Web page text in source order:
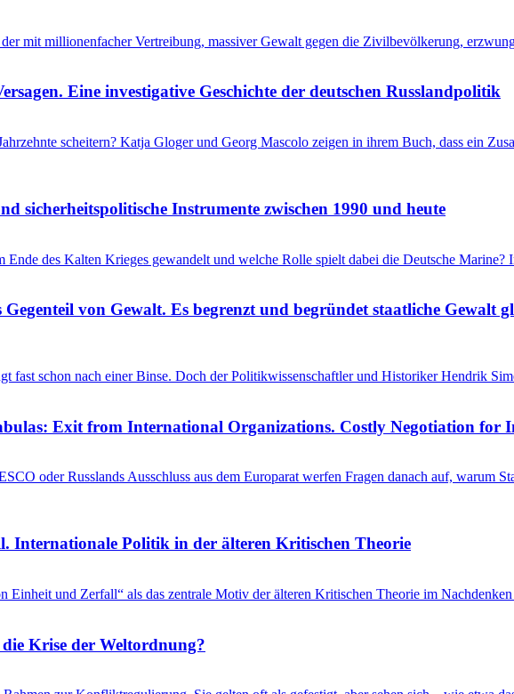
mit millionenfacher Vertreibung, massiver Gewalt gegen die Zivilbevölkerung,
Eine investigative Geschichte der deutschen Russlandpolitik
scheitern? Katja Gloger und Georg Mascolo zeigen in ihrem Buch, dass ein
sicherheitspolitische Instrumente zwischen 1990 und heute
Ende des Kalten Krieges gewandelt und welche Rolle spielt dabei die Deutsche
von Gewalt. Es begrenzt und begründet staatliche Gewalt
fast schon nach einer Binse. Doch der Politikwissenschaftler und Historiker Hendrik
Exit from International Organizations. Costly Negotiation for
oder Russlands Ausschluss aus dem Europarat werfen Fragen danach auf, warum
Politik in der älteren Kritischen Theorie
und Zerfall“ als das zentrale Motiv der älteren Kritischen Theorie im
die Krise der Weltordnung?